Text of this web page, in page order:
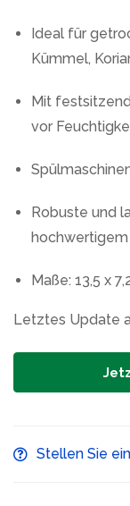
Ideal für
Kümmel,
Mit
vor
Robuste und
Maße: 13,5 x
Letztes Update
Stellen Sie